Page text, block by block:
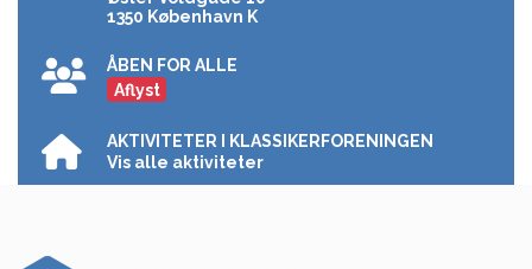
1350 København K
ÅBEN FOR ALLE
Aflyst
AKTIVITETER I KLASSIKERFORENINGEN
Vis alle aktiviteter